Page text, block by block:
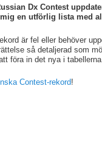
Dx Contest
en utförlig lista med
är fel eller behöver
så detaljerad som
föra in det nya i tabellerna.
Contest-rekord!